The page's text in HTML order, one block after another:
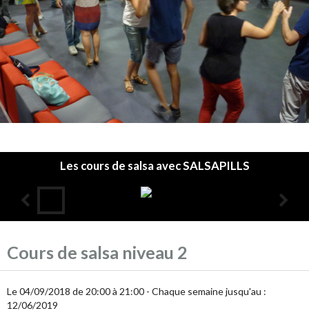
Les cours de salsa avec SALSAPILLS
L'association
Les cours
Cours de salsa niveau 2
Le 04/09/2018 de 20:00à 21:00 - Chaque semaine jusqu'au :
12/06/2019